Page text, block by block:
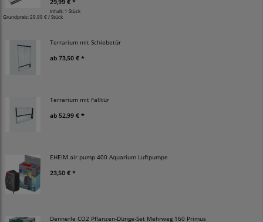
29,99 € *
Inhalt: 1 Stück
Grundpreis:29,99 € / Stück
Terrarium mit Schiebetür
ab 73,50 € *
Terrarium mit Falltür
ab 52,99 € *
EHEIM air pump 400 Aquarium Luftpumpe
23,50 € *
Dennerle CO2 Pflanzen-Dünge-Set Mehrweg 160 Primus